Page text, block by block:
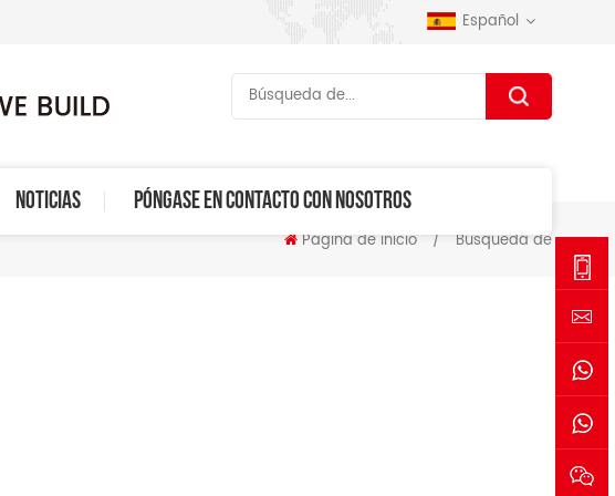
Español
NOTICIAS PÓNGASE EN CONTACTO CON NOSOTROS
Página de inicio / Búsqueda de
+86-